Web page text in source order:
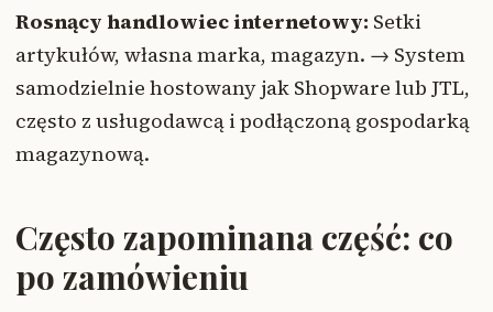
Rosnący handlowiec internetowy: Setki
artykułów, własna marka, magazyn. → System
samodzielnie hostowany jak Shopware lub JTL,
często z usługodawcą i podłączoną gospodarką
magazynową.
Często zapominana część: co
po zamówieniu